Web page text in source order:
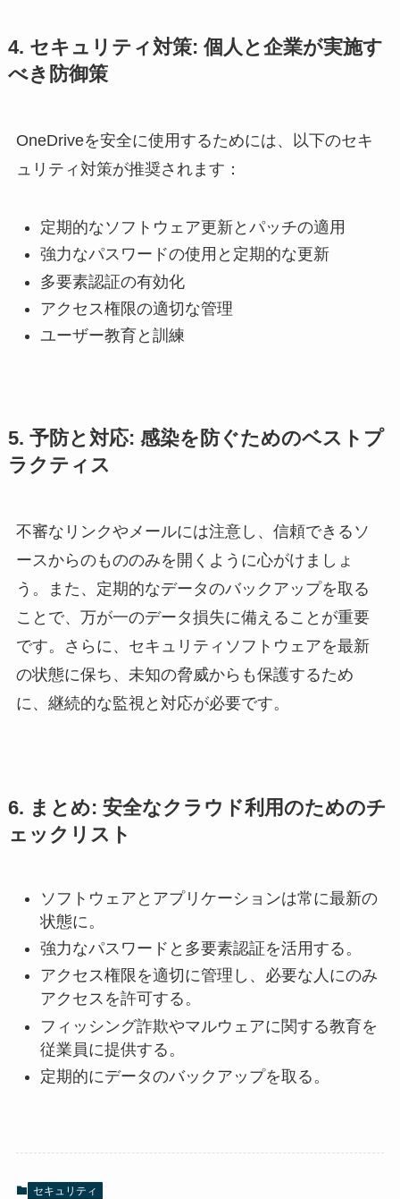
4. セキュリティ対策: 個人と企業が実施す
べき防御策
OneDriveを安全に使用するためには、以下のセキ
ュリティ対策が推奨されます：
定期的なソフトウェア更新とパッチの適用
強力なパスワードの使用と定期的な更新
多要素認証の有効化
アクセス権限の適切な管理
ユーザー教育と訓練
5. 予防と対応: 感染を防ぐためのベストプ
ラクティス
不審なリンクやメールには注意し、信頼できるソ
ースからのもののみを開くように心がけましょ
う。また、定期的なデータのバックアップを取る
ことで、万が一のデータ損失に備えることが重要
です。さらに、セキュリティソフトウェアを最新
の状態に保ち、未知の脅威からも保護するため
に、継続的な監視と対応が必要です。
6. まとめ: 安全なクラウド利用のためのチ
ェックリスト
ソフトウェアとアプリケーションは常に最新の
状態に。
強力なパスワードと多要素認証を活用する。
アクセス権限を適切に管理し、必要な人にのみ
アクセスを許可する。
フィッシング詐欺やマルウェアに関する教育を
従業員に提供する。
定期的にデータのバックアップを取る。
セキュリティ